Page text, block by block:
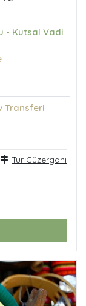
- Kutsal Vadi
Transferi
Tur Güzergahı